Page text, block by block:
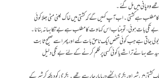
وہ پانی میں مل گئے۔
کا مطلب ہے کشتی۔ اب آپ کہیں گے کہ کشتی میں خاک یعنی مٹی بھلا کوئی
بے تکی بات ہوئی، تو جناب اس کہاوت کا مطلب ہے بے تکا بہانہ بنانا۔
بولی جاتی ہے جب کوئی شخص ایک نا حق بات کہے اور پھر اسے صحیح ثابت
بہانے تراشے یا کوئی کسی پر ظلم کرنے کے لئے بے تکی دلیل